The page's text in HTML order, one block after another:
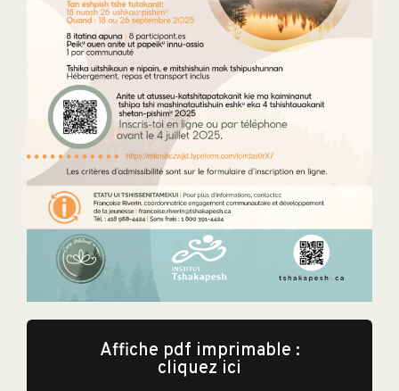
Affiche pdf imprimable :
cliquez ici